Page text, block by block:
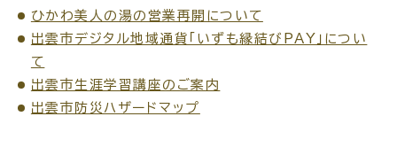
ごみ・リサイクル 防災
ひかわ美人の湯の営業再開について
出雲市デジタル地域通貨「いずも縁結びPAY」につい
て
出雲市生涯学習講座のご案内
出雲市防災ハザードマップ